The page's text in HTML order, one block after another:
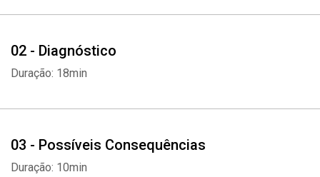
02 - Diagnóstico
Duração: 18min
03 - Possíveis Consequências
Duração: 10min